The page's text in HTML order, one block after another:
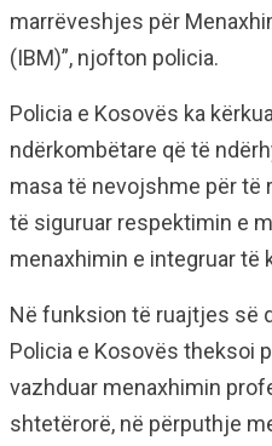
marrëveshjes për
(IBM)”, njofton policia.
Policia e Kosovës ka
ndërkombëtare që të
masa të nevojshme për të
të siguruar respektimin e
menaxhimin e integruar të
Në funksion të ruajtjes së
Policia e Kosovës theksoi
vazhduar menaxhimin
shtetërorë, në përputhje